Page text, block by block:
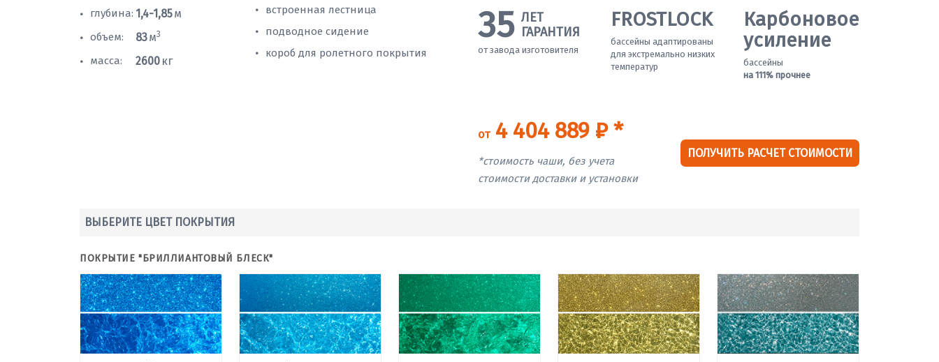
• глубина: 1,4-1,85м
• объем: 83м3
• масса: 2600 кг
• встроенная лестница
• подводное сидение
• короб для ролетного покрытия
35 ЛЕТ
ГАРАНТИЯ
от завода изготовителя
FROSTLOCK
бассейны адаптированы
для экстремально низких
температур
Карбоновое
усиление
бассейны
на 111% прочнее
от4 404 889 ₽ *
*стоимость чаши, без учета
стоимости доставки и установки
ПОЛУЧИТЬ РАСЧЕТ СТОИМОСТИ
ВЫБЕРИТЕ ЦВЕТ ПОКРЫТИЯ
ПОКРЫТИЕ "БРИЛЛИАНТОВЫЙ БЛЕСК"